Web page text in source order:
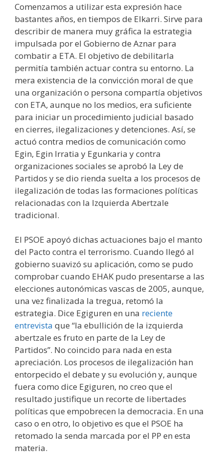
Comenzamos a utilizar esta expresión hace
bastantes años, en tiempos de Elkarri. Sirve para
describir de manera muy gráfica la estrategia
impulsada por el Gobierno de Aznar para
combatir a ETA. El objetivo de debilitarla
permitía también actuar contra su entorno. La
mera existencia de la convicción moral de que
una organización o persona compartía objetivos
con ETA, aunque no los medios, era suficiente
para iniciar un procedimiento judicial basado
en cierres, ilegalizaciones y detenciones. Así, se
actuó contra medios de comunicación como
Egin, Egin Irratia y Egunkaria y contra
organizaciones sociales se aprobó la Ley de
Partidos y se dio rienda suelta a los procesos de
ilegalización de todas las formaciones políticas
relacionadas con la Izquierda Abertzale
tradicional.
El PSOE apoyó dichas actuaciones bajo el manto
del Pacto contra el terrorismo. Cuando llegó al
gobierno suavizó su aplicación, como se pudo
comprobar cuando EHAK pudo presentarse a las
elecciones autonómicas vascas de 2005, aunque,
una vez finalizada la tregua, retomó la
estrategia. Dice Egiguren en una reciente
entrevista que “la ebullición de la izquierda
abertzale es fruto en parte de la Ley de
Partidos”. No coincido para nada en esta
apreciación. Los procesos de ilegalización han
entorpecido el debate y su evolución y, aunque
fuera como dice Egiguren, no creo que el
resultado justifique un recorte de libertades
políticas que empobrecen la democracia. En una
caso o en otro, lo objetivo es que el PSOE ha
retomado la senda marcada por el PP en esta
materia.